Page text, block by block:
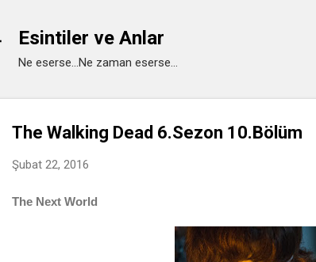
Esintiler ve Anlar
Ne eserse...Ne zaman eserse...
The Walking Dead 6.Sezon 10.Bölüm
Şubat 22, 2016
The Next World